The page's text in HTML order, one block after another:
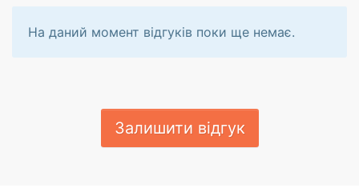
На даний момент відгуків поки ще немає.
Залишити відгук